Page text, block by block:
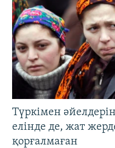
Түркімен
елінде де, жат
қорғалмаған